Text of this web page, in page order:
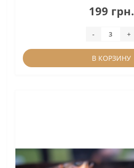
199 грн.
- +
В КОРЗИНУ